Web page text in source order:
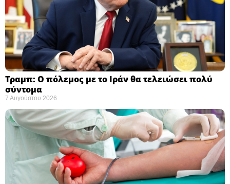
Τραμπ: Ο πόλεμος με το Ιράν θα τελειώσει πολύ
σύντομα ​
7 Αυγούστου 2026